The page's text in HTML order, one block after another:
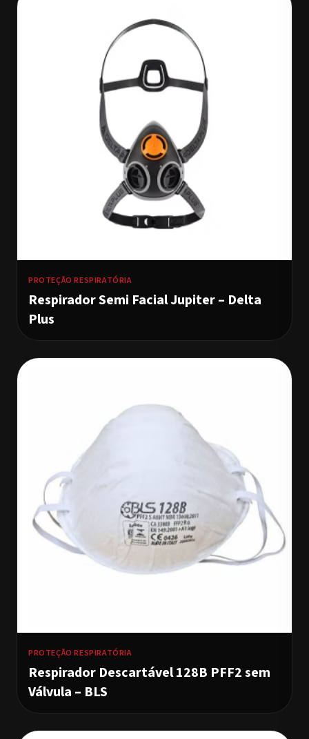
PROTEÇÃO RESPIRATÓRIA
Respirador Semi Facial Jupiter – Delta
Plus
PROTEÇÃO RESPIRATÓRIA
Respirador Descartável 128B PFF2 sem
Válvula – BLS